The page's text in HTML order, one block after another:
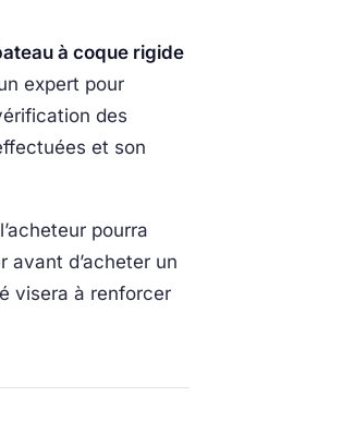
à coque rigide
expert pour
des
et son
pourra
d’acheter un
visera à renforcer